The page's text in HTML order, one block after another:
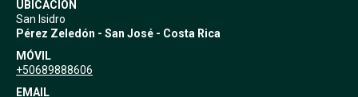
UBICACIÓN
San Isidro
Pérez Zeledón - San José - Costa Rica
MÓVIL
+50689888606